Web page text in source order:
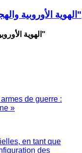
"الهوية الأوروبية والهجرة: في الرهانات والتحديات والآفاق"
"الهوية الأوروبية والهجرة: في الرهانات والتحديات والآفاق"
de guerre :
»
en tant que
des